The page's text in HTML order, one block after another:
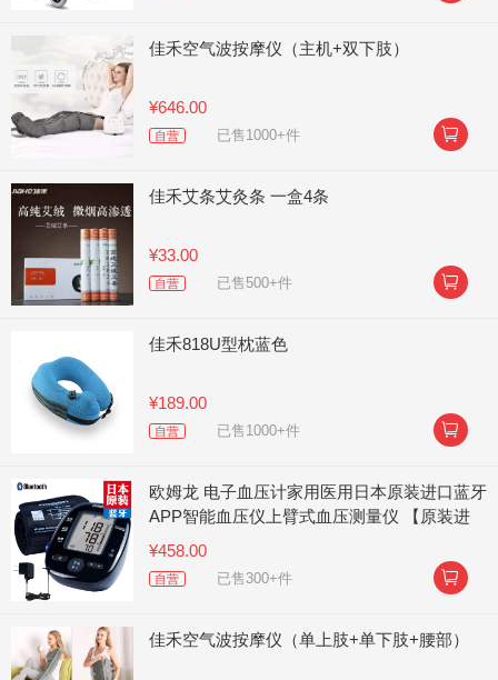
佳禾空气波按摩仪（主机+双下肢）
¥646.00
自营 已售1000+件 
佳禾艾条艾灸条 一盒4条
¥33.00
自营 已售500+件 
佳禾818U型枕蓝色
¥189.00
自营 已售1000+件 
欧姆龙 电子血压计家用医用日本原装进口蓝牙
APP智能血压仪上臂式血压测量仪 【原装进
口】J750
¥458.00
自营 已售300+件 
佳禾空气波按摩仪（单上肢+单下肢+腰部）